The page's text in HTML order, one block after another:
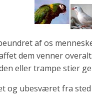
af os
dem venner
eller trampe stier
og ubesværet fra